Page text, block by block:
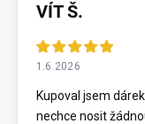
VÍT Š.
1.6.2026
Kupoval jsem
nechce nosit